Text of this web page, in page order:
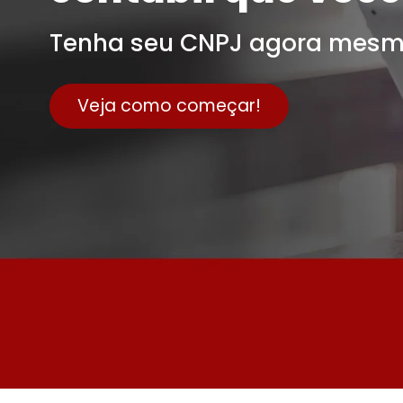
Tenha seu CNPJ agora
Veja como começar!